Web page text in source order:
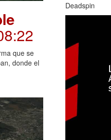
que se
donde el
Deadspin